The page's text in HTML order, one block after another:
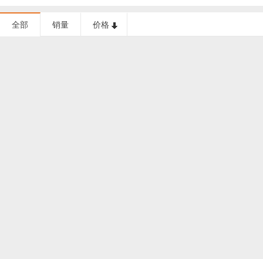
全部 销量 价格